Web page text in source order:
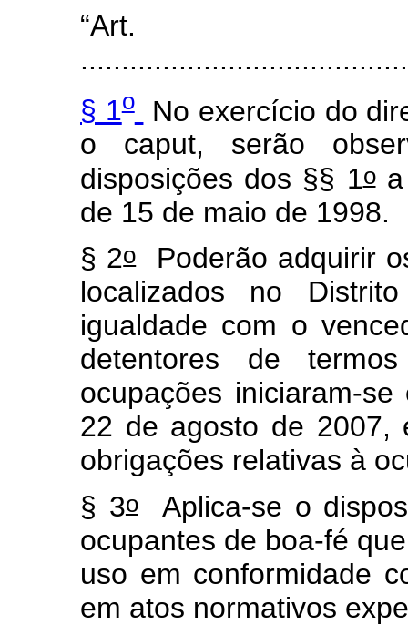
§ 1o
No exercício do
o caput, serão
disposições dos §§ 1oa
de 15 de maio de 1998.
§ 2oPoderão adquirir
localizados no
igualdade com o
detentores de
ocupações iniciaram-se
22 de agosto de 2007,
obrigações relativas à
§ 3oAplica-se o
ocupantes de boa-fé
uso em conformidade
em atos normativos